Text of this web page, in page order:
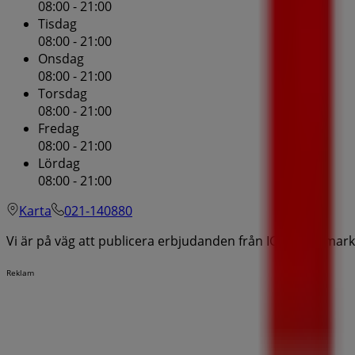
08:00 - 21:00
Tisdag
08:00 - 21:00
Onsdag
08:00 - 21:00
Torsdag
08:00 - 21:00
Fredag
08:00 - 21:00
Lördag
08:00 - 21:00
Karta
021-140880
Vi är på väg att publicera erbjudanden från ICA
Reklam